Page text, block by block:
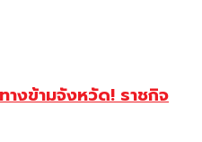
างข้ามจังหวัด! ราชกิจ